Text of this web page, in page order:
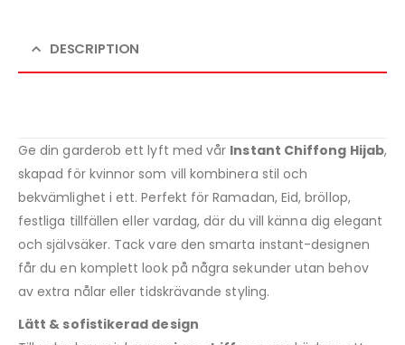
DESCRIPTION
Ge din garderob ett lyft med vår Instant Chiffong Hijab,
skapad för kvinnor som vill kombinera stil och
bekvämlighet i ett. Perfekt för Ramadan, Eid, bröllop,
festliga tillfällen eller vardag, där du vill känna dig elegant
och självsäker. Tack vare den smarta instant-designen
får du en komplett look på några sekunder utan behov
av extra nålar eller tidskrävande styling.
Lätt & sofistikerad design